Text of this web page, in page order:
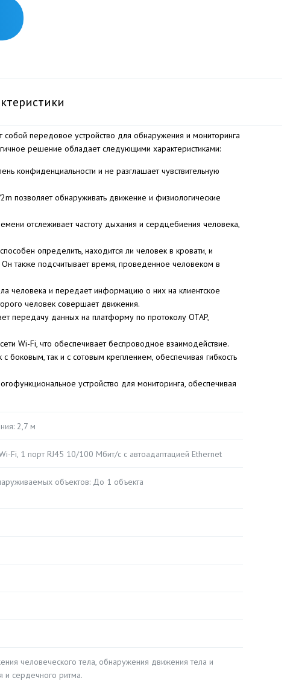
передовое устройство для обнаружения и мониторинга
решение обладает следующими характеристиками:
конфиденциальности и не разглашает чувствительную
позволяет обнаруживать движение и физиологические
отслеживает частоту дыхания и сердцебиения человека,
определить, находится ли человек в кровати, и
также подсчитывает время, проведенное человеком в
человека и передает информацию о них на клиентское
человек совершает движения.
передачу данных на платформу по протоколу OTAP,
Wi-Fi, что обеспечивает беспроводное взаимодействие.
боковым, так и с сотовым креплением, обеспечивая гибкость
устройство для мониторинга, обеспечивая
2,7 м
Fi, 1 порт RJ45 10/100 Мбит/с с автоадаптацией Ethernet
объектов: До 1 объекта
человеческого тела, обнаружения движения тела и
и сердечного ритма.